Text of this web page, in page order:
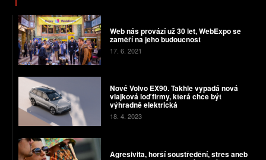
Web nás provází už 30 let, WebExpo se
zaměří na jeho budoucnost
17. 6. 2021
Nové Volvo EX90. Takhle vypadá nová
vlajková loď firmy, která chce být
výhradně elektrická
18. 4. 2023
Agresivita, horší soustředění, stres aneb